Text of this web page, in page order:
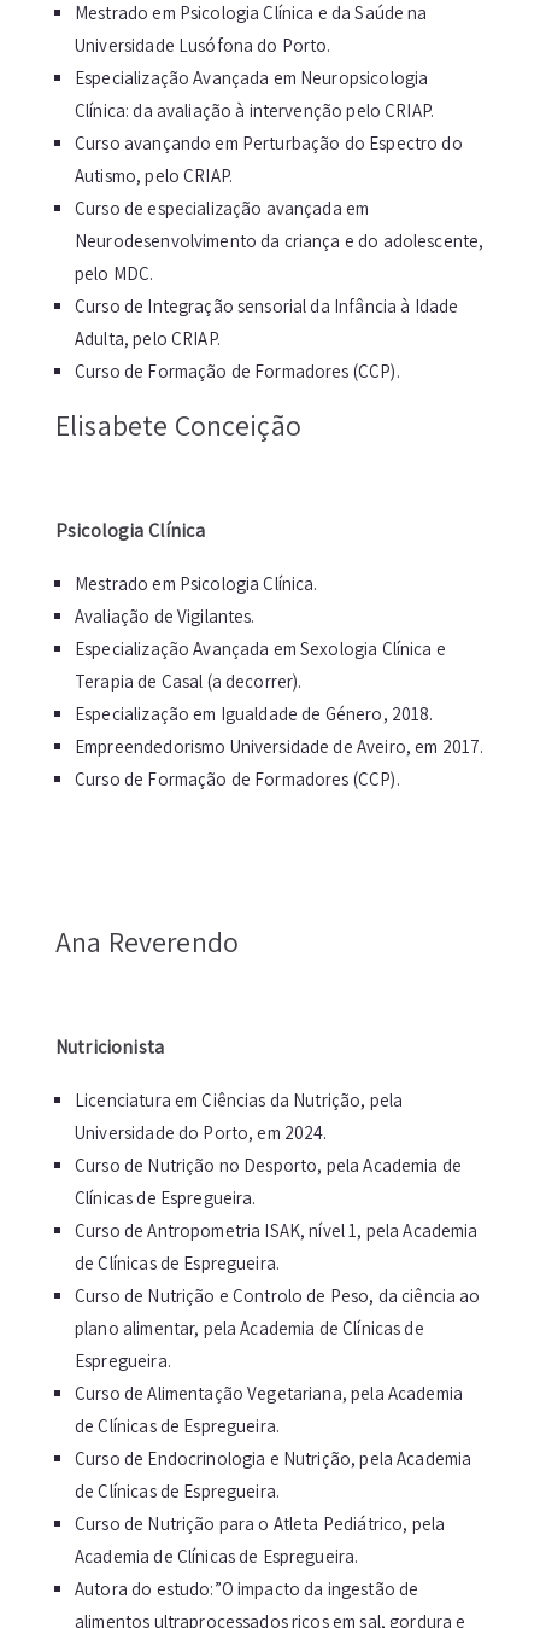
Mestrado em Psicologia Clínica e da Saúde na
Universidade Lusófona do Porto.
Especialização Avançada em Neuropsicologia
Clínica: da avaliação à intervenção pelo CRIAP.
Curso avançando em Perturbação do Espectro do
Autismo, pelo CRIAP.
Curso de especialização avançada em
Neurodesenvolvimento da criança e do adolescente,
pelo MDC.
Curso de Integração sensorial da Infância à Idade
Adulta, pelo CRIAP.
Curso de Formação de Formadores (CCP).
Elisabete Conceição
Psicologia Clínica
Mestrado em Psicologia Clínica.
Avaliação de Vigilantes.
Especialização Avançada em Sexologia Clínica e
Terapia de Casal (a decorrer).
Especialização em Igualdade de Género, 2018.
Empreendedorismo Universidade de Aveiro, em 2017.
Curso de Formação de Formadores (CCP).
Ana Reverendo
Nutricionista
Licenciatura em Ciências da Nutrição, pela
Universidade do Porto, em 2024.
Curso de Nutrição no Desporto, pela Academia de
Clínicas de Espregueira.
Curso de Antropometria ISAK, nível 1, pela Academia
de Clínicas de Espregueira.
Curso de Nutrição e Controlo de Peso, da ciência ao
plano alimentar, pela Academia de Clínicas de
Espregueira.
Curso de Alimentação Vegetariana, pela Academia
de Clínicas de Espregueira.
Curso de Endocrinologia e Nutrição, pela Academia
de Clínicas de Espregueira.
Curso de Nutrição para o Atleta Pediátrico, pela
Academia de Clínicas de Espregueira.
Autora do estudo:”O impacto da ingestão de
alimentos ultraprocessados ricos em sal, gordura e